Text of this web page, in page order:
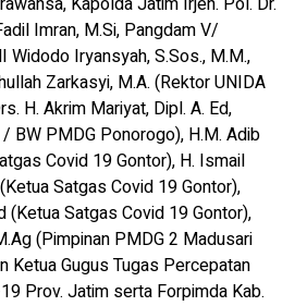
Imran, M.Si, Pangdam V/
Widodo Iryansyah, S.Sos., M.M.,
Zarkasyi, M.A. (Rektor UNIDA
H. Akrim Mariyat, Dipl. A. Ed,
BW PMDG Ponorogo), H.M. Adib
Covid 19 Gontor), H. Ismail
Satgas Covid 19 Gontor),
(Ketua Satgas Covid 19 Gontor),
(Pimpinan PMDG 2 Madusari
Ketua Gugus Tugas Percepatan
Prov. Jatim serta Forpimda Kab.